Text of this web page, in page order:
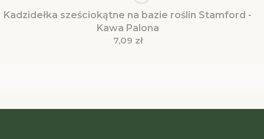
Kadzidełka sześciokątne na bazie roślin Stamford -
Kawa Palona
Cena
7,09 zł